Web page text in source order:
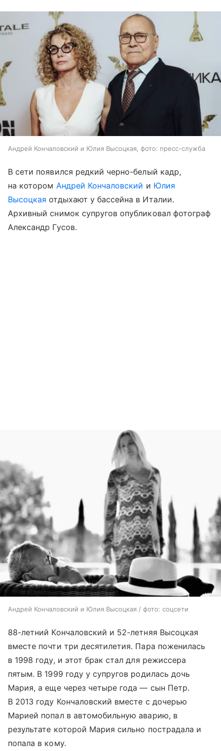
Андрей Кончаловский и Юлия Высоцкая, фото: пресс-служба
В сети появился редкий черно-белый кадр,
на котором Андрей Кончаловский и Юлия
Высоцкая отдыхают у бассейна в Италии.
Архивный снимок супругов опубликовал фотограф
Александр Гусов.
Андрей Кончаловский и Юлия Высоцкая / фото: соцсети
88-летний Кончаловский и 52-летняя Высоцкая
вместе почти три десятилетия. Пара поженилась
в 1998 году, и этот брак стал для режиссера
пятым. В 1999 году у супругов родилась дочь
Мария, а еще через четыре года — сын Петр.
В 2013 году Кончаловский вместе с дочерью
Марией попал в автомобильную аварию, в
результате которой Мария сильно пострадала и
попала в кому.